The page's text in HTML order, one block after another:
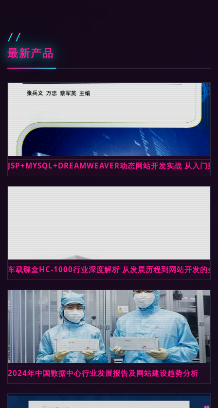
最新产品
JSP+MYSQL+DREAMWEAVER动态网站开发实战 从入门
车载碟盒HC-1000行业深度解析 从发展历程到网站开发的全
2024年中国数据中心行业发展报告及网站建设趋势分析